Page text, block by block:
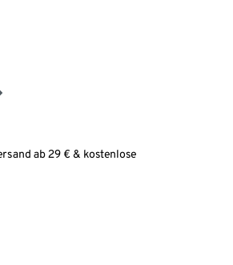
ab 29 € & kostenlose